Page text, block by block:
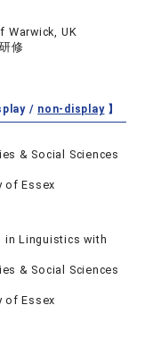
Warwick, UK
修
/ non-display】
& Social Sciences
of Essex
in Linguistics with
& Social Sciences
of Essex